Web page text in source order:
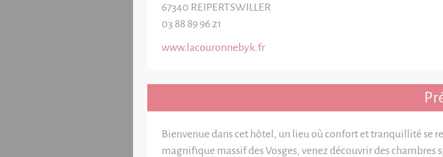
67340 REIPERTSWILLER
03 88 89 96 21
www.lacouronnebyk.fr
Bienvenue dans cet hôtel, un lieu où confort et tranquillité se
magnifique massif des Vosges, venez découvrir des chambres